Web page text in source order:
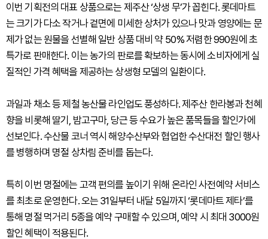
이번 기획전의 대표 상품으로는 제주산 ‘상생 무’가 꼽힌다. 롯데마트
는 크기가 다소 작거나 겉면에 미세한 상처가 있으나 맛과 영양에는 문
제가 없는 원물을 선별해 일반 상품 대비 약 50% 저렴한 990원에 초
특가로 판매한다. 이는 농가의 판로를 확보하는 동시에 소비자에게 실
질적인 가격 혜택을 제공하는 상생형 모델의 일환이다.
과일과 채소 등 제철 농산물 라인업도 풍성하다. 제주산 한라봉과 천혜
향을 비롯해 딸기, 밤고구마, 당근 등 수요가 높은 품목들을 할인가에
선보인다. 수산물 코너 역시 해양수산부와 협업한 수산대전 할인 행사
를 병행하며 명절 상차림 준비를 돕는다.
특히 이번 명절에는 고객 편의를 높이기 위해 온라인 사전예약 서비스
를 최초로 운영한다. 오는 31일부터 내달 5일까지 ‘롯데마트 제타’를
통해 명절 먹거리 5종을 예약 구매할 수 있으며, 예약 시 최대 3000원
할인 혜택이 적용된다.